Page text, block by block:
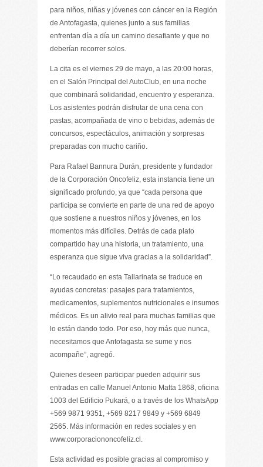
para niños, niñas y jóvenes con cáncer en la Región
de Antofagasta, quienes junto a sus familias
enfrentan día a día un camino desafiante y que no
deberían recorrer solos.
La cita es el viernes 29 de mayo, a las 20:00 horas,
en el Salón Principal del AutoClub, en una noche
que combinará solidaridad, encuentro y esperanza.
Los asistentes podrán disfrutar de una cena con
pastas, acompañada de vino o bebidas, además de
concursos, espectáculos, animación y sorpresas
preparadas con mucho cariño.
Para Rafael Bannura Durán, presidente y fundador
de la Corporación Oncofeliz, esta instancia tiene un
significado profundo, ya que “cada persona que
participa se convierte en parte de una red de apoyo
que sostiene a nuestros niños y jóvenes, en los
momentos más difíciles. Detrás de cada plato
compartido hay una historia, un tratamiento, una
esperanza que sigue viva gracias a la solidaridad”.
“Lo recaudado en esta Tallarinata se traduce en
ayudas concretas: pasajes para tratamientos,
medicamentos, suplementos nutricionales e insumos
médicos. Es un alivio real para muchas familias que
lo están dando todo. Por eso, hoy más que nunca,
necesitamos que Antofagasta se sume y nos
acompañe”, agregó.
Quienes deseen participar pueden adquirir sus
entradas en calle Manuel Antonio Matta 1868, oficina
1003 del Edificio Pukará, o a través de los WhatsApp
+569 9871 9351, +569 8217 9849 y +569 6849
2565. Más información en redes sociales y en
www.corporaciononcofeliz.cl.
Esta actividad es posible gracias al compromiso y